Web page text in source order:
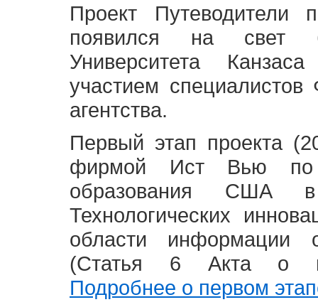
Проект Путеводители
появился на свет
Университета
участием специалистов
агентства.
Первый этап проекта
фирмой Ист Вью по
образования США
Технологических
области информации
(Статья 6 Акта о
Подробнее о первом